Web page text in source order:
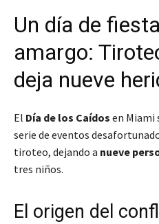
Un día de
amargo:
deja nueve
El Día de los Caídos en Miami
serie de eventos
tiroteo, dejando a nueve
tres niños.
El origen del